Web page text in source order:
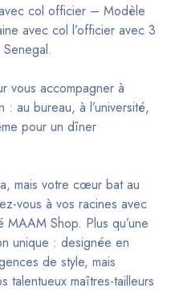
col officier – Modèle
avec col l’officier avec 3
vous accompagner à
au bureau, à l’université,
pour un dîner
mais votre cœur bat au
vous à vos racines avec
MAAM Shop. Plus qu’une
unique : designée en
de style, mais
talentueux maîtres-tailleurs